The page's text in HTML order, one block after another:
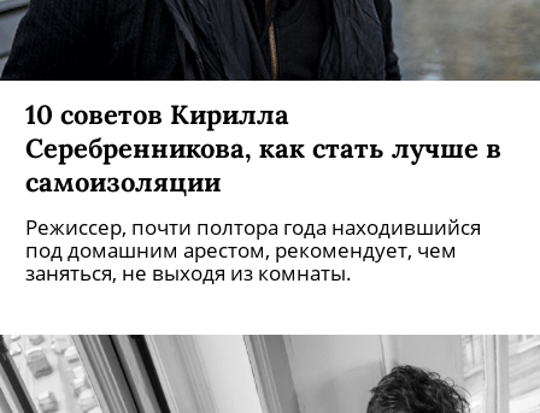
10 советов Кирилла
Серебренникова, как стать лучше в
самоизоляции
Режиссер, почти полтора года находившийся
под домашним арестом, рекомендует, чем
заняться, не выходя из комнаты.